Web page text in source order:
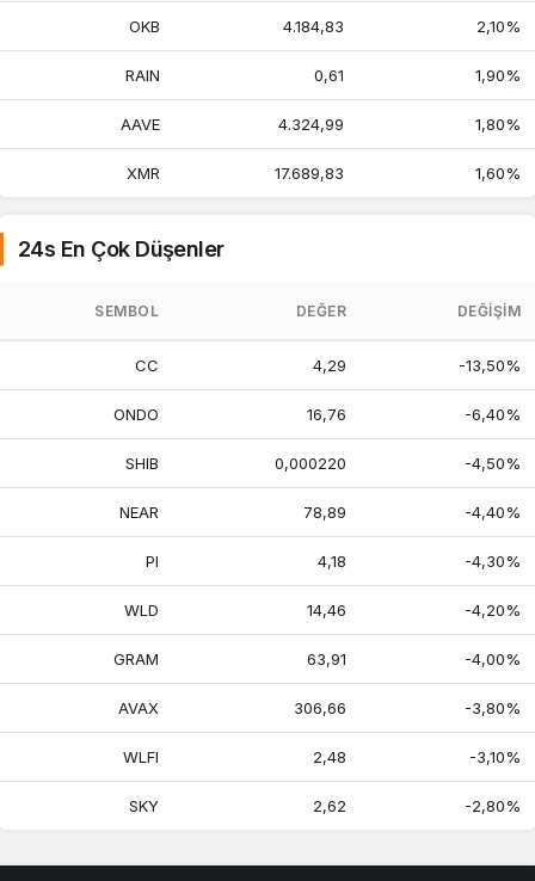
OKB 4.184,83 2,10%
RAIN 0,61 1,90%
AAVE 4.324,99 1,80%
XMR 17.689,83 1,60%
24s En Çok Düşenler
SEMBOL DEĞER DEĞIŞIM
CC 4,29 -13,50%
ONDO 16,76 -6,40%
SHIB 0,000220 -4,50%
NEAR 78,89 -4,40%
PI 4,18 -4,30%
WLD 14,46 -4,20%
GRAM 63,91 -4,00%
AVAX 306,66 -3,80%
WLFI 2,48 -3,10%
SKY 2,62 -2,80%